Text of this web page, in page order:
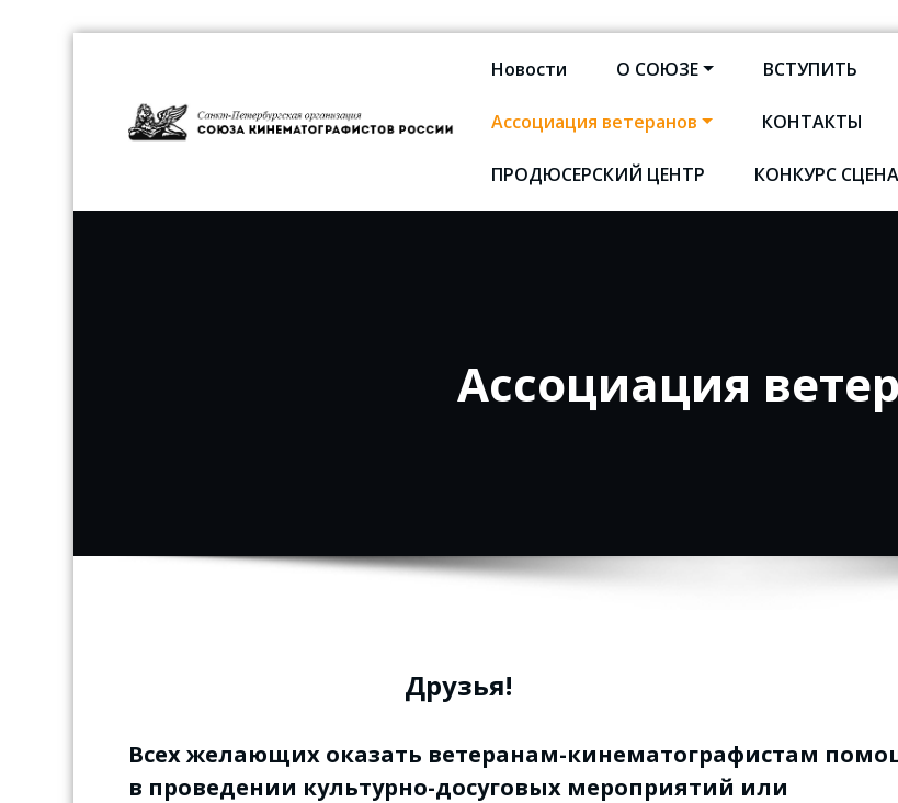
содержимому
Союз
Новости О СОЮЗЕ ВСТУПИТЬ
Ассоциация ветеранов КОНТАКТЫ
ПРОДЮСЕРСКИЙ ЦЕНТР КОНКУРС
Ассоциация
Друзья!
Всех желающих оказать ветеранам-кинематографистам
в проведении культурно-досуговых мероприятий или